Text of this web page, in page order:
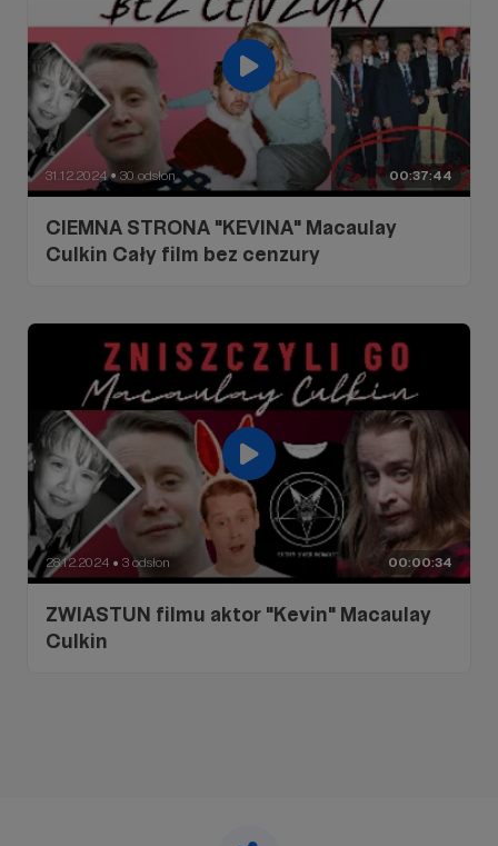
00:37:44
31.12.2024 ● 30 odsłon
CIEMNA STRONA "KEVINA" Macaulay
Culkin Cały film bez cenzury
00:00:34
28.12.2024 ● 3 odsłon
ZWIASTUN filmu aktor "Kevin" Macaulay
Culkin